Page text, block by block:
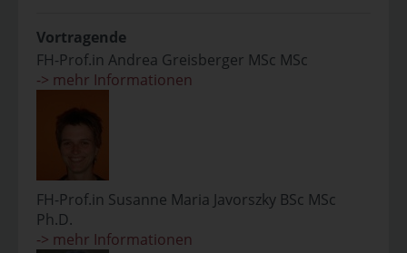
Vortragende
FH-Prof.in Andrea Greisberger MSc MSc
-> mehr Informationen
FH-Prof.in Susanne Maria Javorszky BSc MSc
Ph.D.
-> mehr Informationen